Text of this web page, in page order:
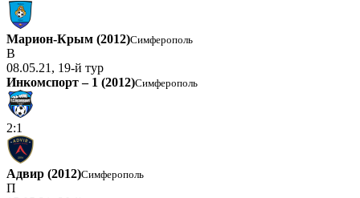
Марион-Крым (2012)Симферополь
В
08.05.21, 19-й тур
Инкомспорт – 1 (2012)Симферополь
2:1
Адвир (2012)Симферополь
П